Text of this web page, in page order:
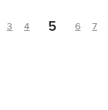
3 4 5 6 7